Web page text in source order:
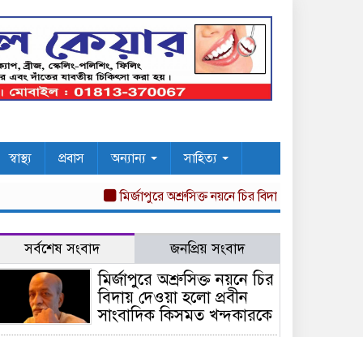
স্বাস্থ্য প্রবাস অন্যান্য সাহিত্য
মির্জাপুরে অশ্রুসিক্ত নয়নে চির বিদায় দেওয়া হলো প্রবীন
সর্বশেষ সংবাদ জনপ্রিয় সংবাদ
মির্জাপুরে অশ্রুসিক্ত নয়নে চির
বিদায় দেওয়া হলো প্রবীন
সাংবাদিক কিসমত খন্দকারকে